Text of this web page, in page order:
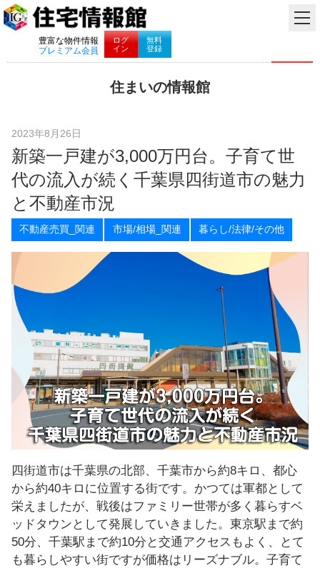
豊富な物件情報
プレミアム会員
ログ
イン
無料
登録
ナビゲーション
住まいの情報館
い
暮
ら
し
に
役
立
情
お
届
け
！
2023年8月26日
新築一戸建が3,000万円台。子育て世
代の流入が続く千葉県四街道市の魅力
と不動産市況
不動産売買_関連 市場/相場_関連 暮らし/法律/その他
四街道市は千葉県の北部、千葉市から約8キロ、都心
から約40キロに位置する街です。かつては軍都として
栄えましたが、戦後はファミリー世帯が多く暮らすベ
ッドタウンとして発展していきました。東京駅まで約
50分、千葉駅まで約10分と交通アクセスもよく、とて
も暮らしやすい街ですが価格はリーズナブル。子育て